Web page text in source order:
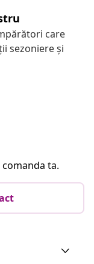
care
sezoniere și
ta.